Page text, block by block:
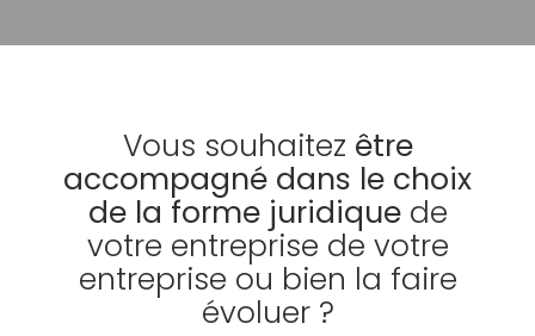
Vous souhaitez être
accompagné dans le choix
de la forme juridique de
votre entreprise de votre
entreprise ou bien la faire
évoluer ?